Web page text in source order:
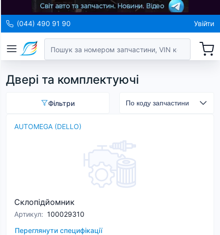
(044) 490 91 90 Увійти
Двері та комплектуючі
Фільтри
AUTOMEGA (DELLO)
Склопідйомник
Артикул: 100029310
Переглянути специфікації